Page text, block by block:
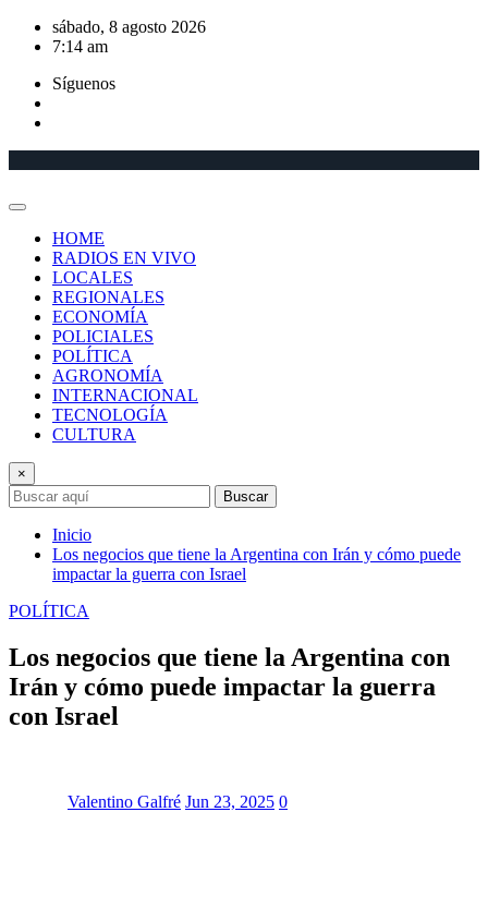
Saltar
sábado, 8 agosto 2026
7:14 am
Síguenos
HOME
RADIOS EN VIVO
LOCALES
REGIONALES
ECONOMÍA
POLICIALES
POLÍTICA
AGRONOMÍA
INTERNACIONAL
TECNOLOGÍA
CULTURA
×
Buscar
Inicio
Los negocios que tiene la Argentina con Irán y cómo puede
impactar la guerra con Israel
POLÍTICA
Los negocios que tiene la Argentina con
Irán y cómo puede impactar la guerra
con Israel
Valentino Galfré Jun 23, 2025 0